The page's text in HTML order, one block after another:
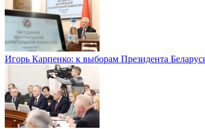
Игорь Карпенко: к выборам Президента